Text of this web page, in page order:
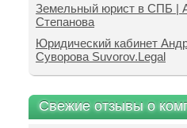
Земельный юрист в СПБ |
Степанова
Юридический кабинет
Суворова Suvorov.Legal
Свежие отзывы о